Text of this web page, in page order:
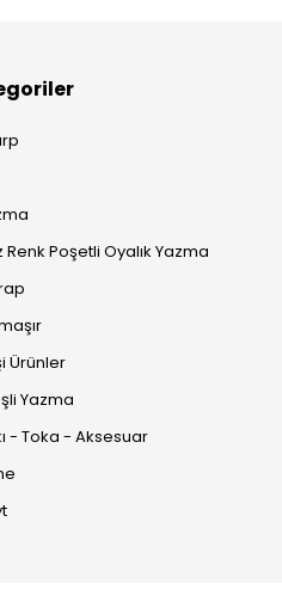
Renk Poşetli Oyalık Yazma
Ürünler
Yazma
- Toka - Aksesuar